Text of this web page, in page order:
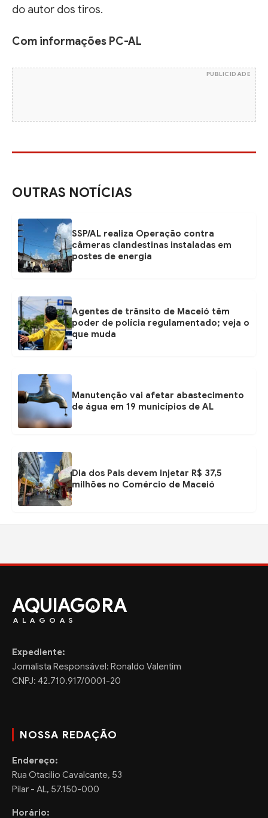
do autor dos tiros.
Com informações PC-AL
PUBLICIDADE
OUTRAS NOTÍCIAS
SSP/AL realiza Operação contra
câmeras clandestinas instaladas em
postes de energia
Agentes de trânsito de Maceió têm
poder de polícia regulamentado; veja o
que muda
Manutenção vai afetar abastecimento
de água em 19 municípios de AL
Dia dos Pais devem injetar R$ 37,5
milhões no Comércio de Maceió
AQUIAG RA
ALAGOAS
Expediente:
Jornalista Responsável: Ronaldo Valentim
CNPJ: 42.710.917/0001-20
NOSSA REDAÇÃO
Endereço:
Rua Otacilio Cavalcante, 53
Pilar - AL, 57.150-000
Horário: